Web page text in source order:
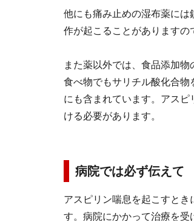
他にも痛み止めの湿布薬に
作が起こることがありますの
また薬以外では、食品添加
食べ物でもサリチル酸化合
にも含まれています。アス
ける必要があります。
病院では必ず伝えて
アスピリン喘息を起こすと
す。病院にかかって治療を